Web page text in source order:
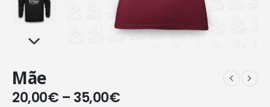
Mãe
20,00€ – 35,00€